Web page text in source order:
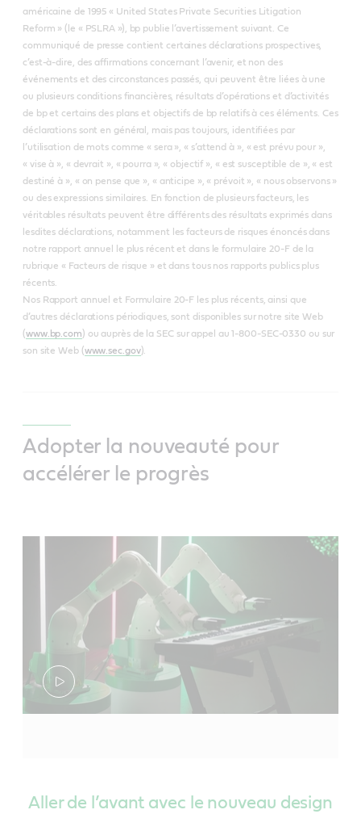
américaine de 1995 « United States Private Securities Litigation
Reform » (le « PSLRA »), bp publie l’avertissement suivant. Ce
communiqué de presse contient certaines déclarations prospectives,
c’est-à-dire, des affirmations concernant l’avenir, et non des
événements et des circonstances passés, qui peuvent être liées à une
ou plusieurs conditions financières, résultats d’opérations et d’activités
de bp et certains des plans et objectifs de bp relatifs à ces éléments. Ces
déclarations sont en général, mais pas toujours, identifiées par
l’utilisation de mots comme « sera », « s’attend à », « est prévu pour »,
« vise à », « devrait », « pourra », « objectif », « est susceptible de », « est
destiné à », « on pense que », « anticipe », « prévoit », « nous observons »
ou des expressions similaires. En fonction de plusieurs facteurs, les
véritables résultats peuvent être différents des résultats exprimés dans
lesdites déclarations, notamment les facteurs de risques énoncés dans
notre rapport annuel le plus récent et dans le formulaire 20-F de la
rubrique « Facteurs de risque » et dans tous nos rapports publics plus
récents.
Nos Rapport annuel et Formulaire 20-F les plus récents, ainsi que
d’autres déclarations périodiques, sont disponibles sur notre site Web
(www.bp.com) ou auprès de la SEC sur appel au 1-800-SEC-0330 ou sur
son site Web (www.sec.gov).
Adopter la nouveauté pour
accélérer le progrès
Aller de l’avant avec le nouveau design